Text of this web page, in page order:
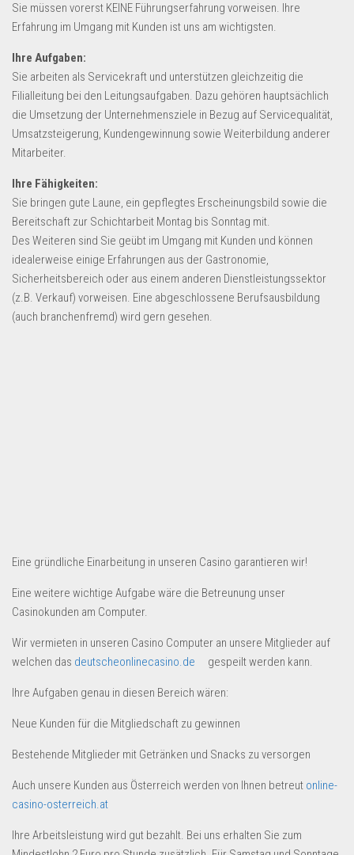
Restposten-Angebote
eBay Restposten kaufen
Sonderposten-Angebote
Saison & Eventprodkte
Dropshipping-Produkte
Grosshandel
Amazon
Aldi
Lidl
Kostenlos verkaufen
Sie müssen vorerst KEINE Führungserfahrung vorweisen. Ihre
Erfahrung im Umgang mit Kunden ist uns am wichtigsten.
Ihre Aufgaben:
Sie arbeiten als Servicekraft und unterstützen gleichzeitig die
Filialleitung bei den Leitungsaufgaben. Dazu gehören hauptsächlich
die Umsetzung der Unternehmensziele in Bezug auf Servicequalität,
Umsatzsteigerung, Kundengewinnung sowie Weiterbildung anderer
Mitarbeiter.
Ihre Fähigkeiten:
Sie bringen gute Laune, ein gepflegtes Erscheinungsbild sowie die
Bereitschaft zur Schichtarbeit Montag bis Sonntag mit.
Des Weiteren sind Sie geübt im Umgang mit Kunden und können
idealerweise einige Erfahrungen aus der Gastronomie,
Sicherheitsbereich oder aus einem anderen Dienstleistungssektor
(z.B. Verkauf) vorweisen. Eine abgeschlossene Berufsausbildung
(auch branchenfremd) wird gern gesehen.
Eine gründliche Einarbeitung in unseren Casino garantieren wir!
Eine weitere wichtige Aufgabe wäre die Betreunung unser
Casinokunden am Computer.
Wir vermieten in unseren Casino Computer an unsere Mitglieder auf
welchen das deutscheonlinecasino.de gespeilt werden kann.
Ihre Aufgaben genau in diesen Bereich wären:
Neue Kunden für die Mitgliedschaft zu gewinnen
Bestehende Mitglieder mit Getränken und Snacks zu versorgen
Auch unsere Kunden aus Österreich werden von Ihnen betreut online-
casino-osterreich.at
Ihre Arbeitsleistung wird gut bezahlt. Bei uns erhalten Sie zum